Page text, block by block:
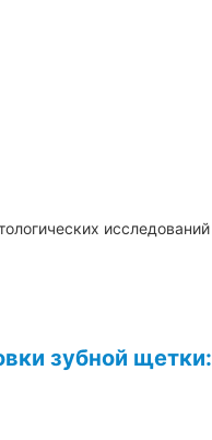
зубной щетки: